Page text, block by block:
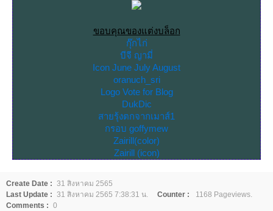
ขอบคุณของแต่งบล็อก
กุ๊กไก่
บีจี ญามี่
Icon June July August
oranuch_sri
Logo Vote for Blog
DukDic
สายรุ้งตกจากเมาส์1
กรอบ goffymew
Zairill(color)
Zairill (icon)
Create Date : 31 สิงหาคม 2565
Last Update : 31 สิงหาคม 2565 7:38:31 น. Counter :
1168 Pageviews.
Comments : 0